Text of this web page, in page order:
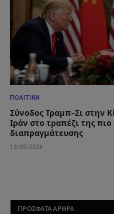
ΠΟΛΙΤΙΚΉ
Σύνοδος Τραμπ–Σι στην
Ιράν στο τραπέζι της
διαπραγμάτευσης
13/05/2026
ΠΡΟΣΦΑΤΑ ΑΡΘΡΑ